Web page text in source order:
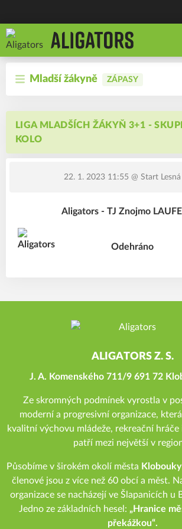
Mladší žákyně ZÁPASY
LIGA MLADŠÍCH ŽÁKYŇ 3+1 -
KOLO
22. 1. 2023 11:55 @ Start
Aligators - TJ Znojmo
Odehráno
ALIGATORS Z. S.
J. A. Komenského 711/9 691 72
Ze skromných podmínek vyrostla v
moderní a progresivní organizace,
kvalitní výchovu mládeže, rekreační
patří mezi největší v
Působíme v širokém okolí města
členové jsou z více než 60 obcí a měst.
organizace se nacházejí ve Šlapanicích u
Jedno ze základních hesel: „Hranice
překážkou“.